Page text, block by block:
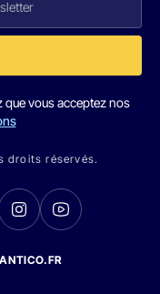
vous acceptez nos
droits réservés.